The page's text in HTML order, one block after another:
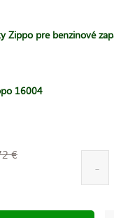
Zippo pre benzinové
16004
€